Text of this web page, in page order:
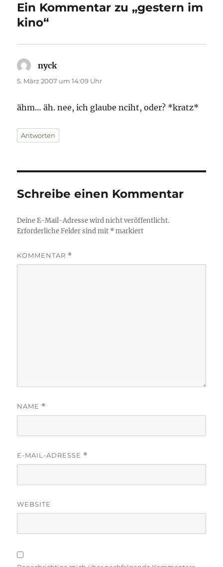
Ein Kommentar zu „gestern im
kino“
nycksagt:
5. März 2007 um 14:09 Uhr
ähm… äh. nee, ich glaube nciht, oder? *kratz*
Antworten
Schreibe einen Kommentar
Deine E-Mail-Adresse wird nicht veröffentlicht.
Erforderliche Felder sind mit *markiert
KOMMENTAR *
NAME *
E-MAIL-ADRESSE *
WEBSITE